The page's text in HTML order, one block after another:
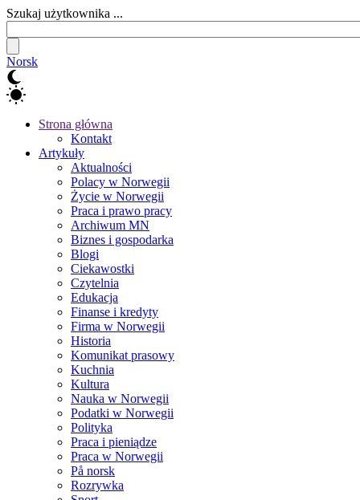
Szukaj użytkownika ...
Norsk
Strona główna
Kontakt
Artykuły
Aktualności
Polacy w Norwegii
Życie w Norwegii
Praca i prawo pracy
Archiwum MN
Biznes i gospodarka
Blogi
Ciekawostki
Czytelnia
Edukacja
Finanse i kredyty
Firma w Norwegii
Historia
Komunikat prasowy
Kuchnia
Kultura
Nauka w Norwegii
Podatki w Norwegii
Polityka
Praca i pieniądze
Praca w Norwegii
På norsk
Rozrywka